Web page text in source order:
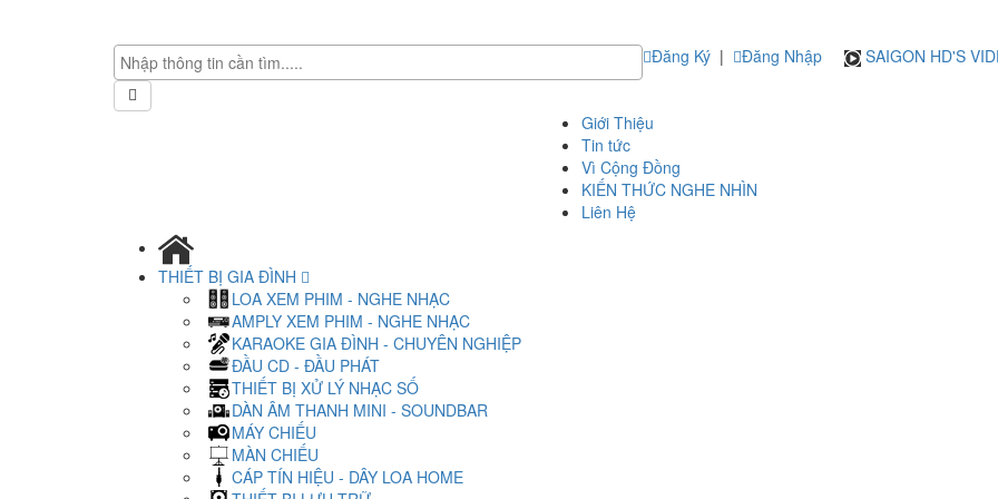
Đăng Ký | Đăng Nhập SAIGON HD'S
Giới Thiệu
Tin tức
Vì Cộng Đồng
KIẾN THỨC NGHE NHÌN
Liên Hệ
THIẾT BỊ GIA ĐÌNH
LOA XEM PHIM - NGHE NHẠC
AMPLY XEM PHIM - NGHE NHẠC
KARAOKE GIA ĐÌNH - CHUYÊN NGHIỆP
ĐẦU CD - ĐẦU PHÁT
THIẾT BỊ XỬ LÝ NHẠC SỐ
DÀN ÂM THANH MINI - SOUNDBAR
MÁY CHIẾU
MÀN CHIẾU
CÁP TÍN HIỆU - DÂY LOA HOME